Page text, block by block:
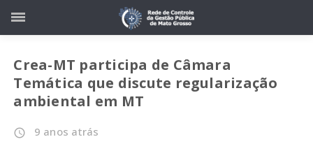
Crea-MT participa de Câmara
Temática que discute regularização
ambiental em MT
access_time 9 anos atrás